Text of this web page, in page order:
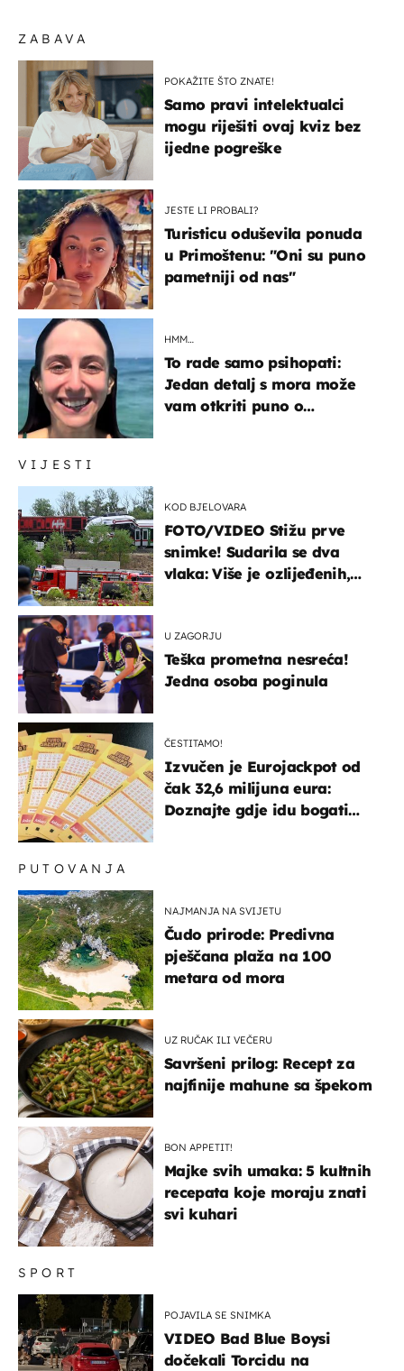
VIJESTI
KOD BJELOVARA
FOTO/VIDEO Stižu prve
snimke! Sudarila se dva
vlaka: Više je ozlijeđenih,
U ZAGORJU
Teška prometna nesreća!
Jedna osoba poginula
ČESTITAMO!
Izvučen je Eurojackpot od
čak 32,6 milijuna eura:
Doznajte gdje idu bogati
ZABAVA
POKAŽITE ŠTO ZNATE!
Samo pravi intelektualci
mogu riješiti ovaj kviz bez
ijedne pogreške
JESTE LI PROBALI?
Turisticu oduševila ponuda
u Primoštenu: "Oni su puno
pametniji od nas"
HMM…
To rade samo psihopati:
Jedan detalj s mora može
vam otkriti puno o
SPORT
POJAVILA SE SNIMKA
VIDEO Bad Blue Boysi
dočekali Torcidu na
PUTOVANJA
NAJMANJA NA SVIJETU
Čudo prirode: Predivna
pješčana plaža na 100
metara od mora
UZ RUČAK ILI VEČERU
Savršeni prilog: Recept za
najfinije mahune sa špekom
BON APPETIT!
Majke svih umaka: 5 kultnih
recepata koje moraju znati
svi kuhari